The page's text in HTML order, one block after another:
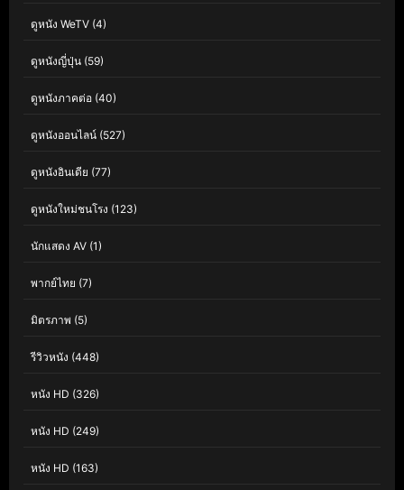
ดูหนัง WeTV (4)
ดูหนังญี่ปุ่น (59)
ดูหนังภาคต่อ (40)
ดูหนังออนไลน์ (527)
ดูหนังอินเดีย (77)
ดูหนังใหม่ชนโรง (123)
นักแสดง AV (1)
พากย์ไทย (7)
มิตรภาพ (5)
รีวิวหนัง (448)
หนัง HD (326)
หนัง HD (249)
หนัง HD (163)